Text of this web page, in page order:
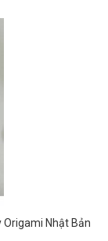
Origami Nhật Bản